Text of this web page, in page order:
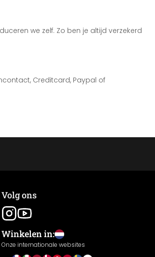
we zelf. Zo ben je altijd verzekerd
Creditcard, Paypal of
Volg ons
Winkelen in:
Onze internationale websites